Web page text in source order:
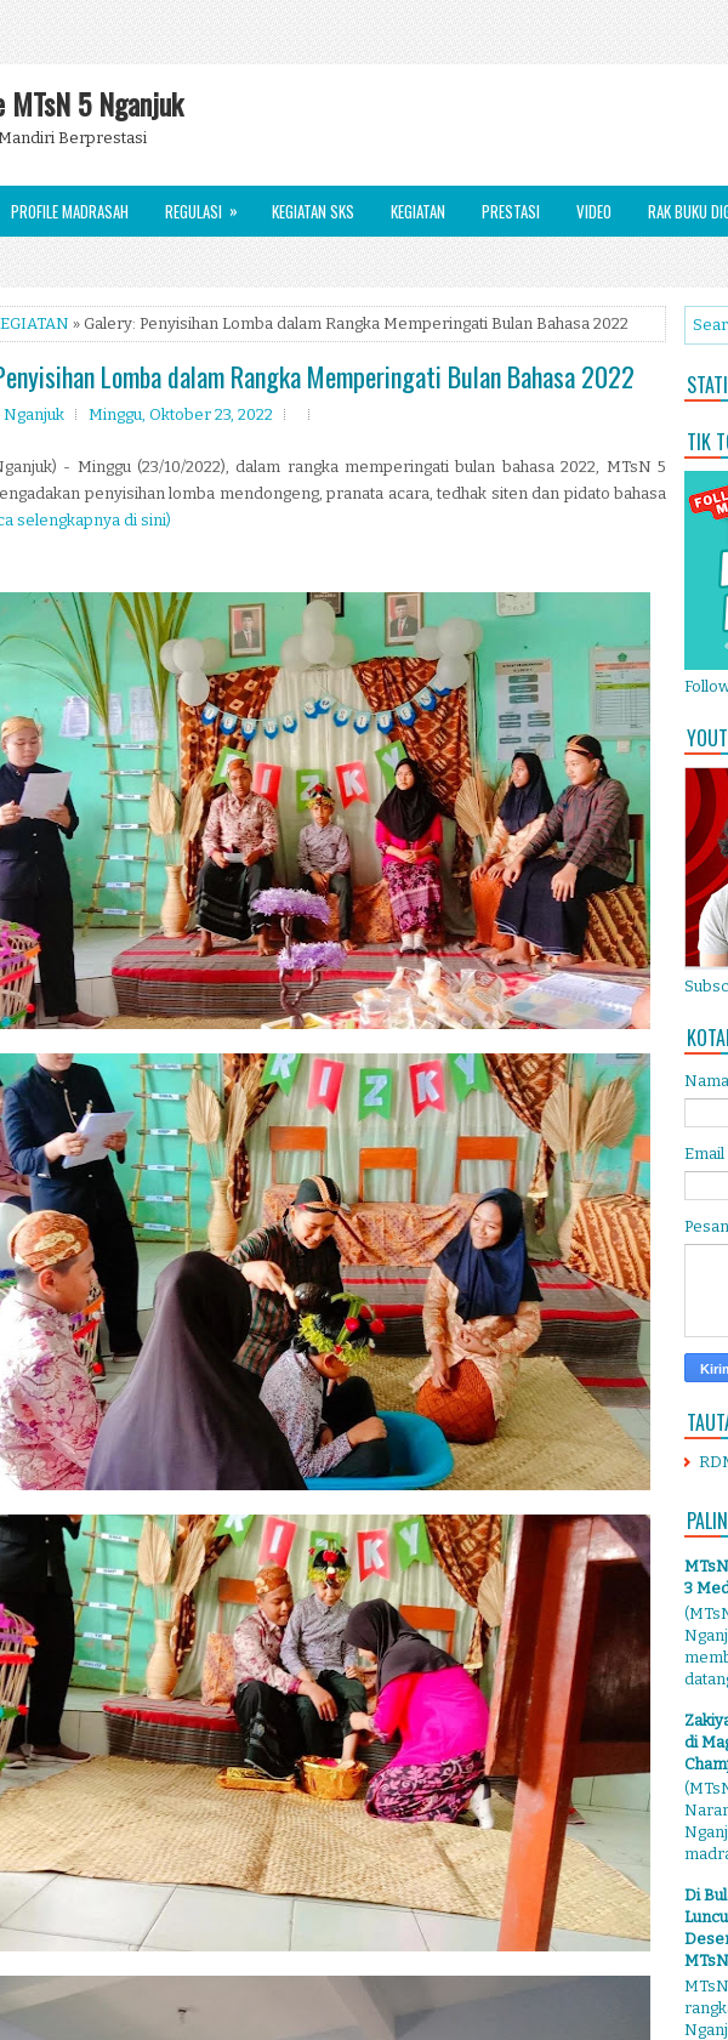
MTsN 5 Nganjuk
Berprestasi
PROFILE MADRASAH REGULASI » KEGIATAN SKS KEGIATAN PRESTASI VIDEO RAK BUKU
» Galery: Penyisihan Lomba dalam Rangka Memperingati Bulan Bahasa 2022
Lomba dalam Rangka Memperingati Bulan Bahasa 2022
Nganjuk Minggu, Oktober 23, 2022
- Minggu (23/10/2022), dalam rangka memperingati bulan bahasa 2022, MTsN 5
penyisihan lomba mendongeng, pranata acara, tedhak siten dan pidato bahasa
selengkapnya di sini)
TIK
Nama
Email
Pesan
3
di
Di